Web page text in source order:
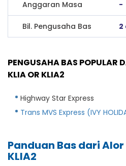
Anggaran Masa -
Bil. Pengusaha Bas
PENGUSAHA BAS POPULAR
KLIA OR KLIA2
Highway Star Express
Trans MVS Express (IVY
Panduan Bas dari Alor
KLIA2